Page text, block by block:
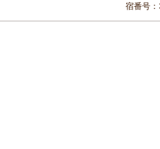
宿番号